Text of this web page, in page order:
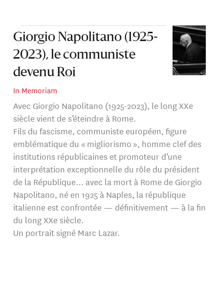
Giorgio Napolitano (1925-
2023), le communiste
devenu Roi
In Memoriam
Avec Giorgio Napolitano (1925-2023), le long XXe
siècle vient de s’éteindre à Rome.
Fils du fascisme, communiste européen, figure
emblématique du « migliorismo », homme clef des
institutions républicaines et promoteur d’une
interprétation exceptionnelle du rôle du président
de la République… avec la mort à Rome de Giorgio
Napolitano, né en 1925 à Naples, la république
italienne est confrontée — définitivement — à la fin
du long XXe siècle.
Un portrait signé Marc Lazar.